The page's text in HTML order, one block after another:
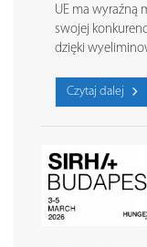
UE ma wyraźną
swojej
dzięki
Czytaj dalej